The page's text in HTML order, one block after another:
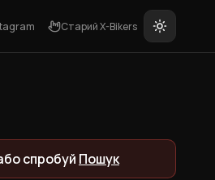
Старий X-Bikers
спробуй Пошук